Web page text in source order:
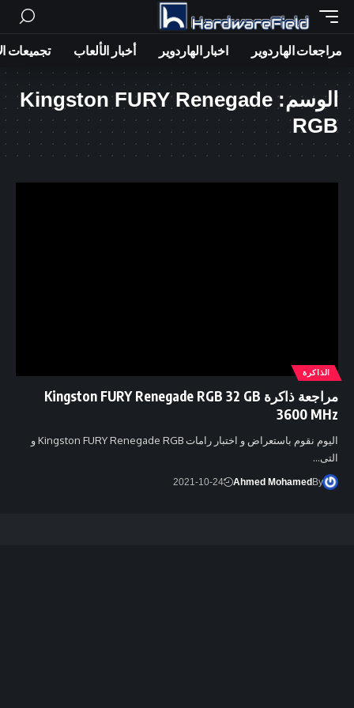
مراجعات الهاردوير اخبار الهاردوير أخبار الألعاب تجميعات
الوسم: Kingston FURY Renegade
RGB
الذاكرة
مراجعة ذاكرة Kingston FURY Renegade RGB 32 GB
3600 MHz
اليوم نقوم باستعراض و اختبار رامات Kingston FURY Renegade RGB و
التى…
By
Ahmed Mohamed
2021-10-24